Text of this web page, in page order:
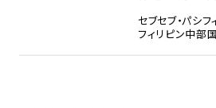
セブセブ・パシ
フィリピン中部